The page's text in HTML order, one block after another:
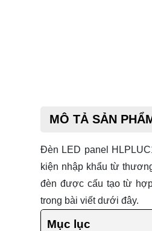
MÔ TẢ SẢN
Đèn LED panel
kiện nhập khẩu từ
đèn được cấu tạo từ
trong bài viết dưới đây.
Mục lục